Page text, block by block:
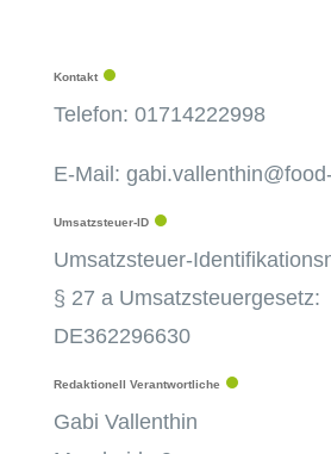
Kontakt
Telefon: 01714222998
E-Mail:
Umsatzsteuer-ID
Umsatzsteuer-
§ 27 a Umsatzsteuergesetz:
DE362296630
Redaktionell Verantwortliche
Gabi Vallenthin